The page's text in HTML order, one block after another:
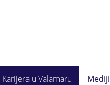
Karijera u Valamaru Mediji